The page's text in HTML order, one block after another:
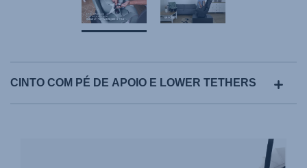
CINTO COM PÉ DE APOIO E LOWER TETHERS